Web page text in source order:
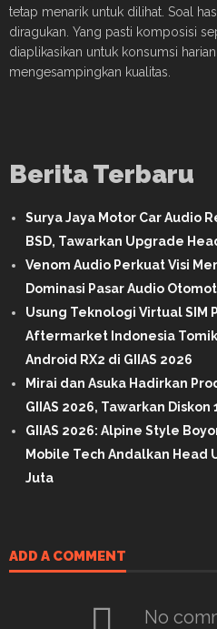
tetap menarik untuk dilihat. Soal
diragukan. Yang pasti komposisi
diaplikasikan untuk konsumsi
mengesampingkan kualitas.
Berita Terbaru
Surya Jaya Motor Car Audio
BSD, Tawarkan Upgrade
Venom Audio Perkuat Visi
Dominasi Pasar Audio
Usung Teknologi Virtual SIM
Aftermarket Indonesia
Android RX2 di GIIAS 2026
Mirai dan Asuka Hadirkan
GIIAS 2026, Tawarkan
GIIAS 2026: Alpine Style
Mobile Tech Andalkan Head
Juta
ADD A COMMENT
No